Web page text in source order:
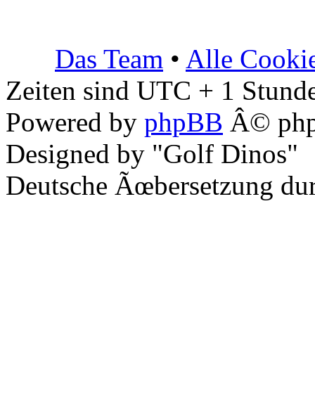
Das Team • Alle
Zeiten sind UTC + 1
Powered by phpBB Â©
Designed by "Golf Dinos"
Deutsche Ãœbersetzung